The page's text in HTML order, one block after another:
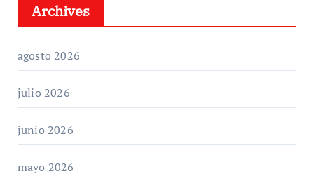
Archives
agosto 2026
julio 2026
junio 2026
mayo 2026